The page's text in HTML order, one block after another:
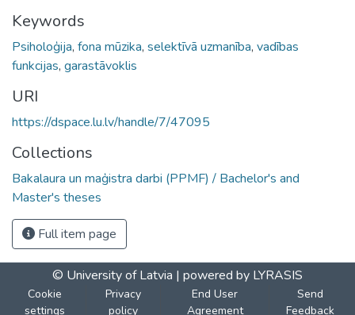
Keywords
Psiholoģija, fona mūzika, selektīvā uzmanība, vadības
funkcijas, garastāvoklis
URI
https://dspace.lu.lv/handle/7/47095
Collections
Bakalaura un maģistra darbi (PPMF) / Bachelor's and
Master's theses
Full item page
© University of Latvia | powered by LYRASIS
Cookie
settings
Privacy
policy
End User
Agreement
Send
Feedback